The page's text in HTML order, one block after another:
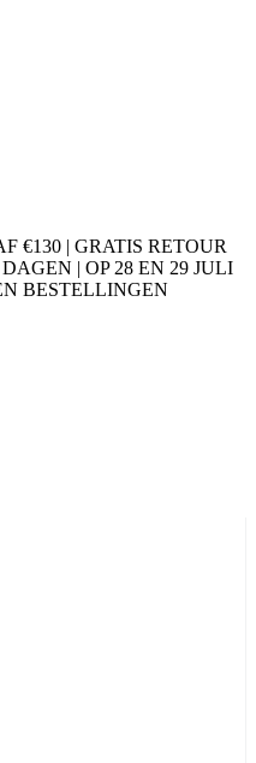
€130 | GRATIS RETOUR
| OP 28 EN 29 JULI
BESTELLINGEN